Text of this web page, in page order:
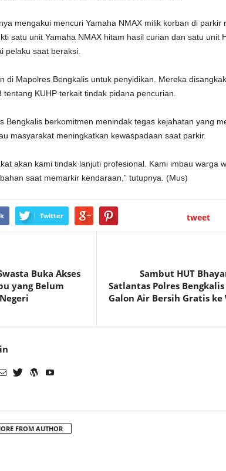
mengakui mencuri Yamaha NMAX milik korban di parkir
satu unit Yamaha NMAX hitam hasil curian dan satu unit
pelaku saat beraksi.
di Mapolres Bengkalis untuk penyidikan. Mereka
tentang KUHP terkait tindak pidana pencurian.
Bengkalis berkomitmen menindak tegas kejahatan yang
masyarakat meningkatkan kewaspadaan saat parkir.
akan kami tindak lanjuti profesional. Kami imbau warga
saat memarkir kendaraan,” tutupnya. (Mus)
Twitter tweet
Buka Akses
yang Belum
Sambut HUT
Satlantas Polres
Galon Air Bersih Gratis ke
FROM AUTHOR